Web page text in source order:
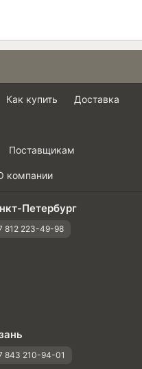
Как купить Доставка
Поставщикам
компании
Петербург
812 223-49-98
843 210-94-01